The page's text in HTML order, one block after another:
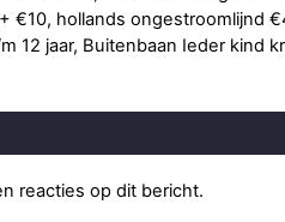
€10, hollands ongestroomlijnd
12 jaar, Buitenbaan Ieder kind
reacties op dit bericht.